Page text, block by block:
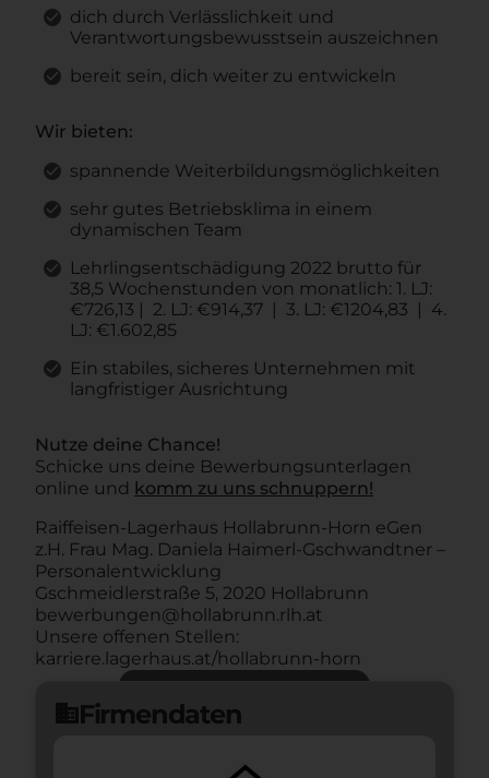
dich durch Verlässlichkeit und
Verantwortungsbewusstsein auszeichnen
bereit sein, dich weiter zu entwickeln
Wir bieten:
spannende Weiterbildungsmöglichkeiten
sehr gutes Betriebsklima in einem
dynamischen Team
Lehrlingsentschädigung 2022 brutto für
38,5 Wochenstunden von monatlich: 1. LJ:
€726,13 | 2. LJ: €914,37 | 3. LJ: €1204,83 | 4.
LJ: €1.602,85
Ein stabiles, sicheres Unternehmen mit
langfristiger Ausrichtung
Nutze deine Chance!
Schicke uns deine Bewerbungsunterlagen
online und komm zu uns schnuppern!
Raiffeisen-Lagerhaus Hollabrunn-Horn eGen
z.H. Frau Mag. Daniela Haimerl-Gschwandtner –
Personalentwicklung
Gschmeidlerstraße 5, 2020 Hollabrunn
bewerbungen@hollabrunn.rlh.at
Unsere offenen Stellen:
karriere.lagerhaus.at/hollabrunn-horn
domainFirmendaten